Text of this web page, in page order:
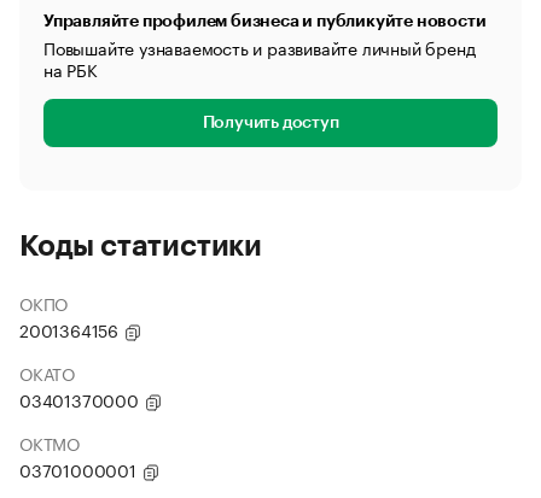
Управляйте профилем бизнеса и публикуйте новости
Повышайте узнаваемость и развивайте личный бренд
на РБК
Получить доступ
Коды статистики
ОКПО
2001364156
ОКАТО
03401370000
ОКТМО
03701000001